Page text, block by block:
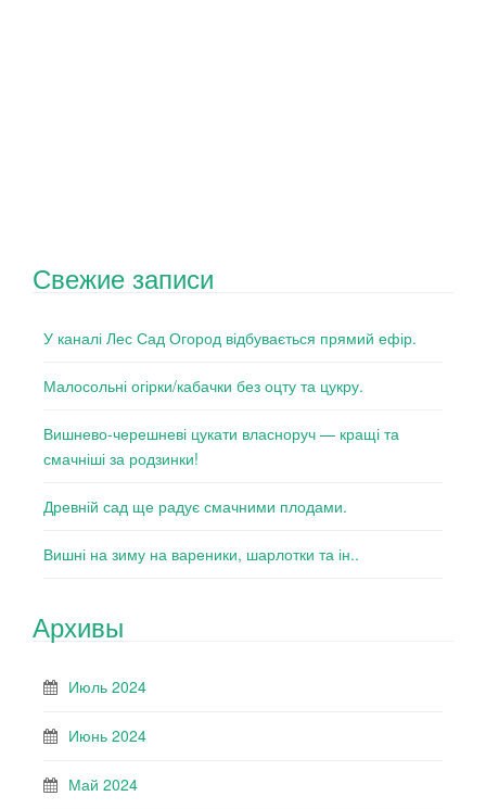
Свежие записи
У каналі Лес Сад Огород відбувається прямий ефір.
Малосольні огірки/кабачки без оцту та цукру.
Вишнево-черешневі цукати власноруч — кращі та
смачніші за родзинки!
Древній сад ще радує смачними плодами.
Вишні на зиму на вареники, шарлотки та ін..
Архивы
Июль 2024
Июнь 2024
Май 2024